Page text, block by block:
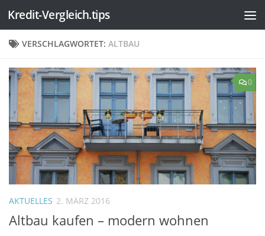
Zum Inhalt springen
Kredit-Vergleich.tips
VERSCHLAGWORTET: ALTBAU
0
AKTUELLES 2. MÄRZ 2016
Altbau kaufen – modern wohnen